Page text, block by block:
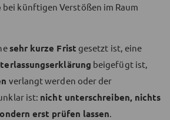
bei künftigen Verstößen im Raum
sehr kurze Frist gesetzt ist, eine
beigefügt ist,
verlangt werden oder der
ist: nicht unterschreiben, nichts
erst prüfen lassen